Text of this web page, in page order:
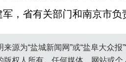
，省有关部门和南京市负
源为“盐城新闻网”或“盐阜大众
版权人所有。任何媒体、网站或